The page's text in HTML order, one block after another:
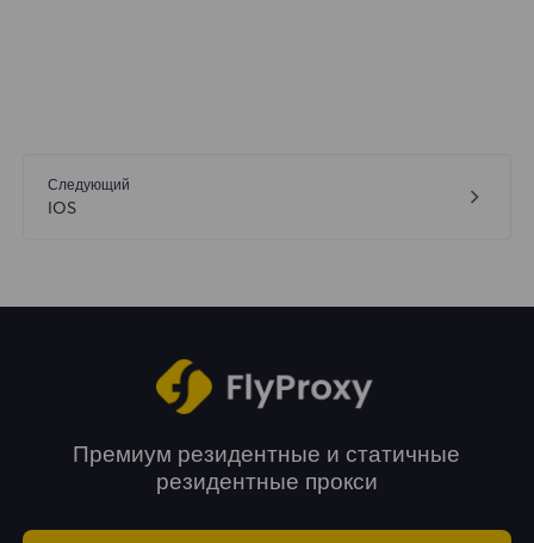
Следующий
IOS
Премиум резидентные и статичные
резидентные прокси